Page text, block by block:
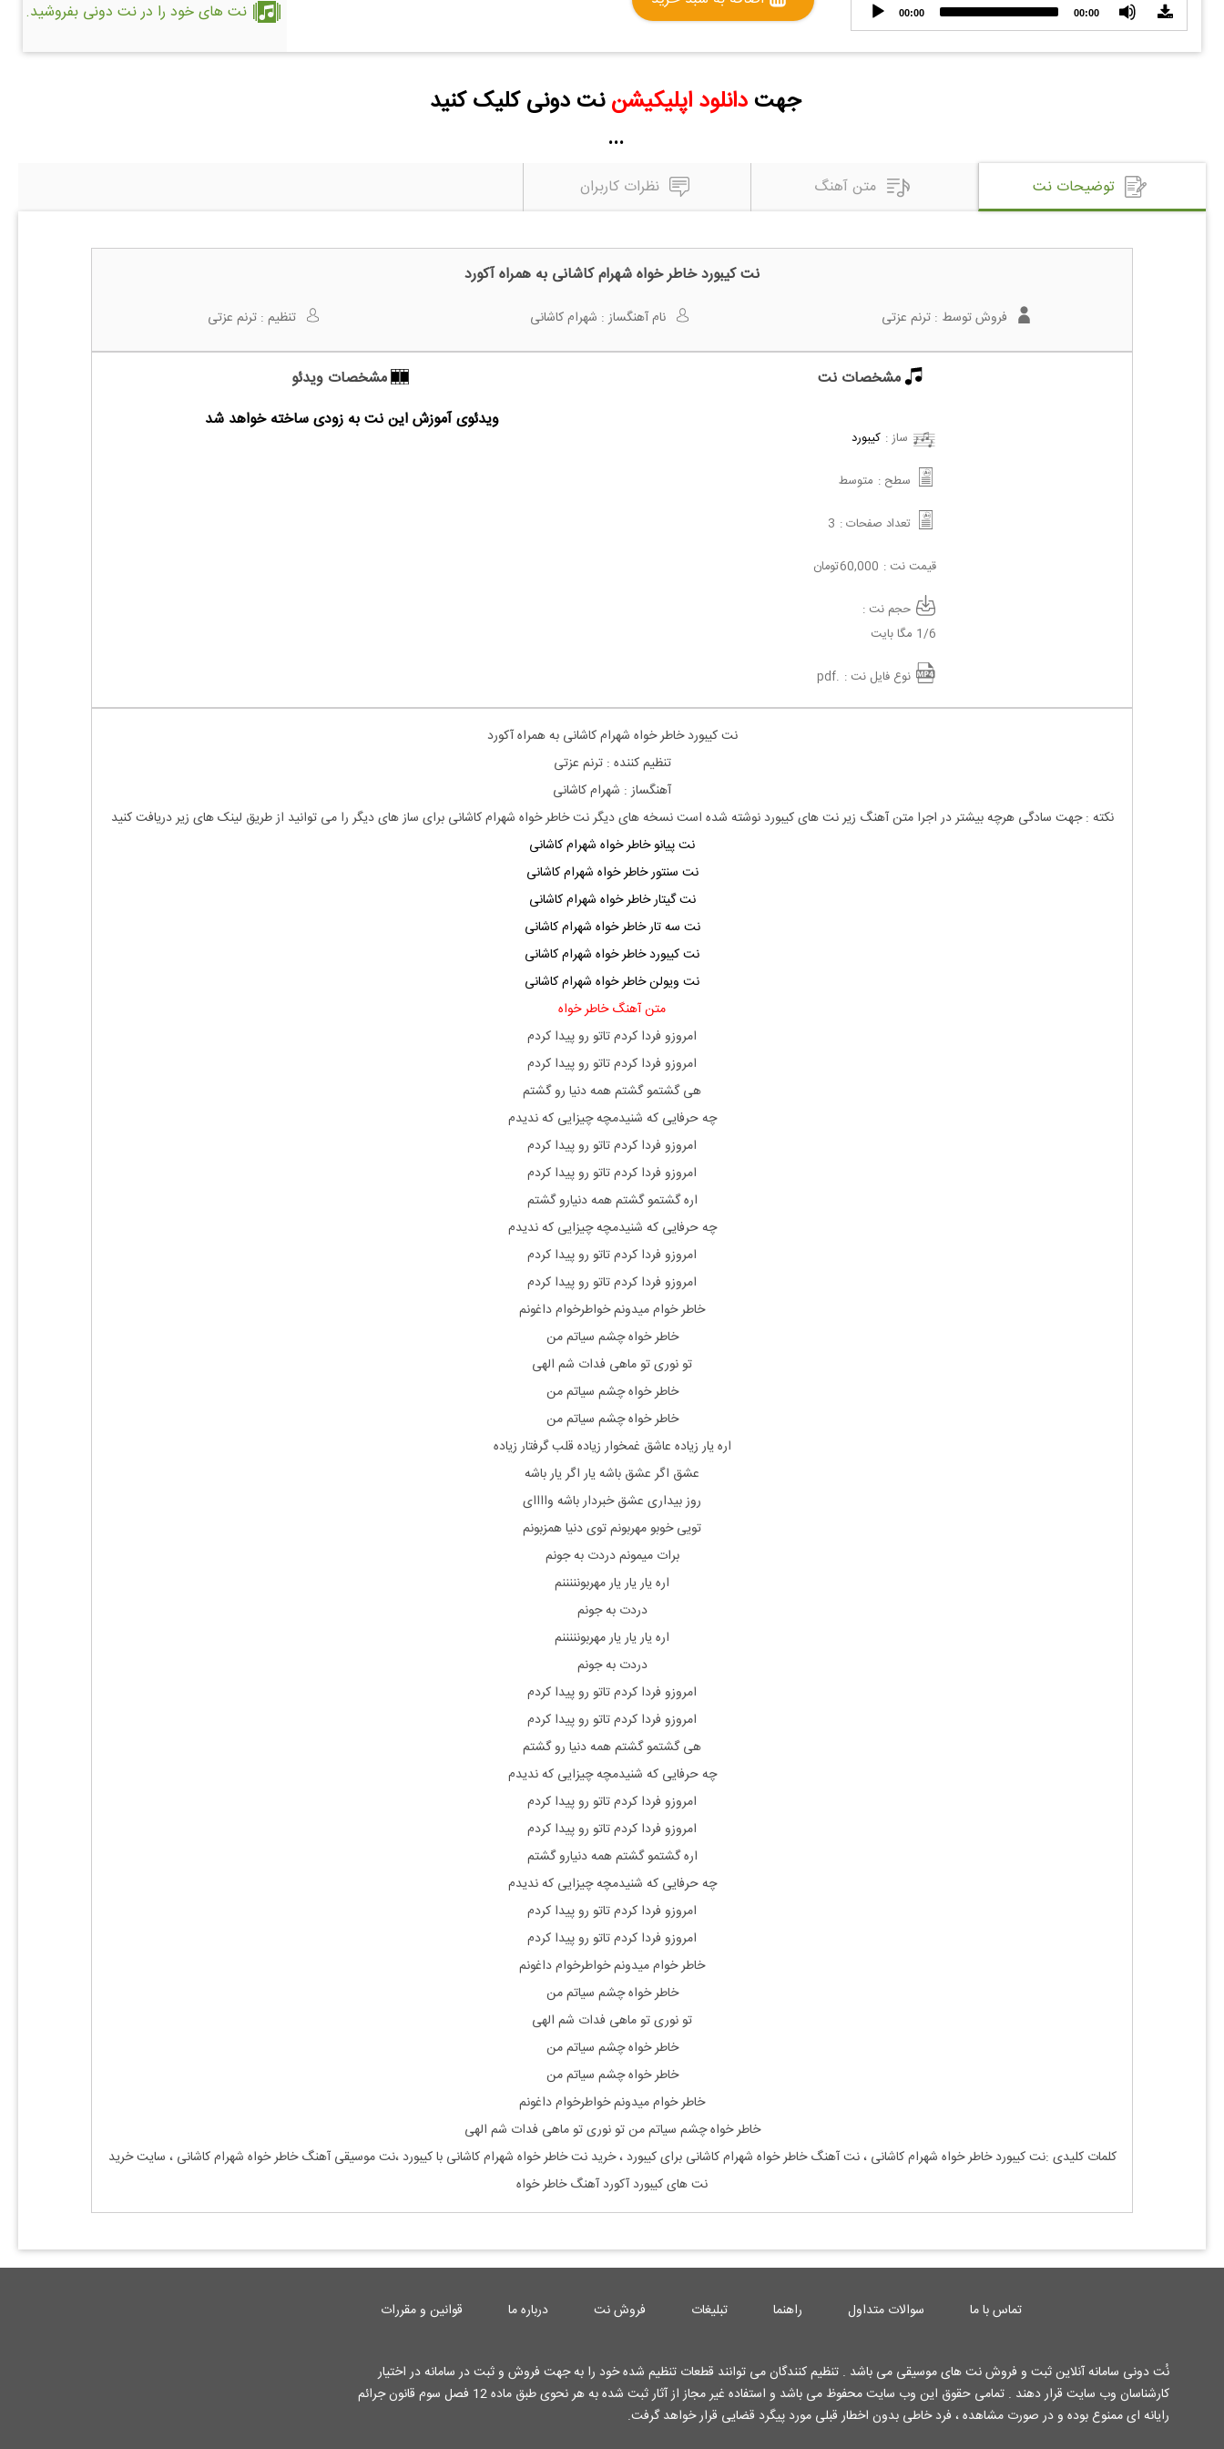
Audio
Player
00:00 00:00 نت های خود را در نت دونی بفروشید.
جهتدانلود اپلیکیشن نت دونی کلیک کنید
...
توضیحات نت متن آهنگ نظرات کاربران
نت کیبورد خاطر خواه شهرام کاشانی به همراه آکورد
فروش توسط :ترنم عزتی نام آهنگساز : شهرام کاشانی تنظیم :ترنم عزتی
مشخصات نت
ساز : کیبورد
سطح : متوسط
تعداد صفحات : 3
قیمت نت : 60,000تومان
حجم نت :
1/6 مگا بایت
نوع فایل نت : .pdf
مشخصات ویدئو
ویدئوی آموزش این نت به زودی ساخته خواهد شد
نت کیبورد خاطر خواه شهرام کاشانی به همراه آکورد
تنظیم کننده : ترنم عزتی
آهنگساز : شهرام کاشانی
نکته : جهت سادگی هرچه بیشتر در اجرا متن آهنگ زیر نت های کیبورد نوشته شده است نسخه های دیگر نتخاطر خواه شهرام کاشانی برای ساز های دیگر را می توانید از طریق لینک های زیر دریافت کنید
نت پیانو خاطر خواه شهرام کاشانی
نت سنتور خاطر خواه شهرام کاشانی
نت گیتار خاطر خواه شهرام کاشانی
نت سه تار خاطر خواه شهرام کاشانی
نت کیبورد خاطر خواه شهرام کاشانی
نت ویولن خاطر خواه شهرام کاشانی
متن آهنگ خاطر خواه
امروزو فردا کردم تاتو رو پیدا کردم
امروزو فردا کردم تاتو رو پیدا کردم
هی گشتمو گشتم همه دنیا رو گشتم
چه حرفایی که شنیدمچه چیزایی که ندیدم
امروزو فردا کردم تاتو رو پیدا کردم
امروزو فردا کردم تاتو رو پیدا کردم
اره گشتمو گشتم همه دنیارو گشتم
چه حرفایی که شنیدمچه چیزایی که ندیدم
امروزو فردا کردم تاتو رو پیدا کردم
امروزو فردا کردم تاتو رو پیدا کردم
خاطر خوام میدونم خواطرخوام داغونم
خاطر خواه چشم سیاتم من
تو نوری تو ماهی فدات شم الهی
خاطر خواه چشم سیاتم من
خاطر خواه چشم سیاتم من
اره یار زیاده عاشق غمخوار زیاده قلب گرفتار زیاده
عشق اگر عشق باشه یار اگر یار باشه
روز بیداری عشق خبردار باشه واااای
تویی خوبو مهربونم توی دنیا همزبونم
برات میمونم دردت به جونم
اره یار یار یار مهربونننننم
دردت به جونم
اره یار یار یار مهربونننننم
دردت به جونم
امروزو فردا کردم تاتو رو پیدا کردم
امروزو فردا کردم تاتو رو پیدا کردم
هی گشتمو گشتم همه دنیا رو گشتم
چه حرفایی که شنیدمچه چیزایی که ندیدم
امروزو فردا کردم تاتو رو پیدا کردم
امروزو فردا کردم تاتو رو پیدا کردم
اره گشتمو گشتم همه دنیارو گشتم
چه حرفایی که شنیدمچه چیزایی که ندیدم
امروزو فردا کردم تاتو رو پیدا کردم
امروزو فردا کردم تاتو رو پیدا کردم
خاطر خوام میدونم خواطرخوام داغونم
خاطر خواه چشم سیاتم من
تو نوری تو ماهی فدات شم الهی
خاطر خواه چشم سیاتم من
خاطر خواه چشم سیاتم من
خاطر خوام میدونم خواطرخوام داغونم
خاطر خواه چشم سیاتم من تو نوری تو ماهی فدات شم الهی
کلمات کلیدی :نت کیبورد خاطر خواه شهرام کاشانی ، نت آهنگ خاطر خواه شهرام کاشانی برای کیبورد ، خرید نتخاطر خواه شهرام کاشانی با کیبورد ،نت موسیقی آهنگ خاطر خواه شهرام کاشانی ، سایت خرید
نت های کیبورد آکورد آهنگ خاطر خواه
تماس با ما سوالات متداول راهنما تبلیغات فروش نت درباره ما قوانین و مقررات
نُت دونی سامانه آنلاین ثبت و فروش نت های موسیقی می باشد . تنظیم کنندگان می توانند قطعات تنظیم شده خود را به جهت فروش و ثبت در سامانه در اختیار
کارشناسان وب سایت قرار دهند . تمامی حقوق این وب سایت محفوظ می باشد و استفاده غیر مجاز از آثار ثبت شده به هر نحوی طبق ماده 12 فصل سوم قانون جرائم
رایانه ای ممنوع بوده و در صورت مشاهده ، فرد خاطی بدون اخطار قبلی مورد پیگرد قضایی قرار خواهد گرفت.